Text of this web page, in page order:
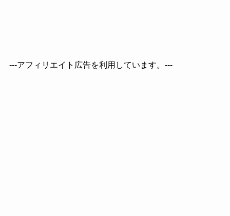
---アフィリエイト広告を利用しています。---